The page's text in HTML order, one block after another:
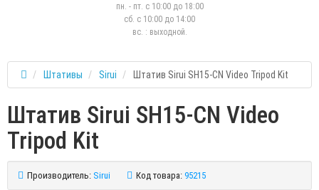
пн. - пт. с 10:00 до 18:00
сб. c 10:00 до 14:00
вс. : выходной.
Штативы Sirui Штатив Sirui SH15-CN Video Tripod Kit
Штатив Sirui SH15-CN Video
Tripod Kit
Производитель: Sirui Код товара: 95215